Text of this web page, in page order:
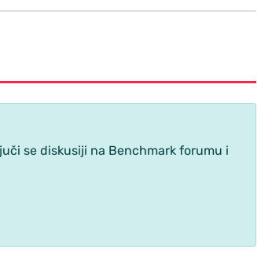
se diskusiji na Benchmark forumu i